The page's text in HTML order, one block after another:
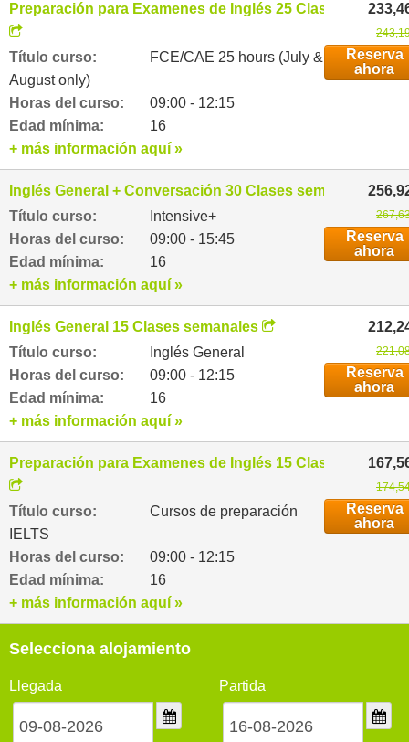
Preparación para Examenes de Inglés 25 Clases
Título curso:
FCE/CAE 25 hours (July &
August only)
Horas del curso:
09:00 - 12:15
Edad mínima:
16
Reserva
ahora
+ más información aquí »
Inglés General + Conversación 30 Clases semanales
Título curso:
Intensive+
Horas del curso:
09:00 - 15:45
Edad mínima:
16
Reserva
ahora
+ más información aquí »
Inglés General 15 Clases semanales
Título curso:
Inglés General
Horas del curso:
09:00 - 12:15
Edad mínima:
16
Reserva
ahora
+ más información aquí »
Preparación para Examenes de Inglés 15 Clases
Título curso:
Cursos de preparación
IELTS
Horas del curso:
09:00 - 12:15
Edad mínima:
16
Reserva
ahora
+ más información aquí »
Selecciona alojamiento
Llegada Partida